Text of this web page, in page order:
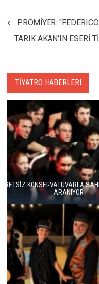
PRÖMİYER:
TARIK AKAN'IN ESERİ
TİYATRO HABERLERI
BERGAMA BİR KEZ